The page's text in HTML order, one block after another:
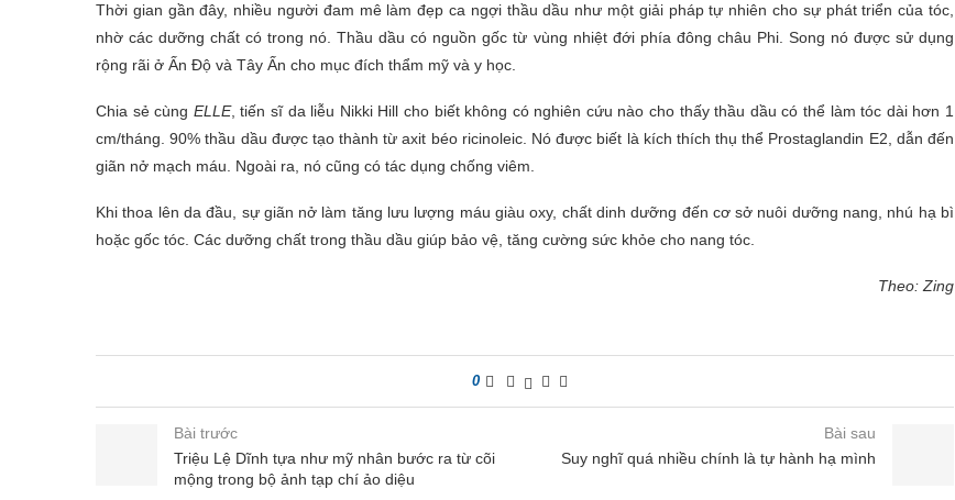
Thời gian gần đây, nhiều người đam mê làm đẹp ca ngợi thầu dầu như một giải pháp tự nhiên cho sự phát triển của tóc,
nhờ các dưỡng chất có trong nó. Thầu dầu có nguồn gốc từ vùng nhiệt đới phía đông châu Phi. Song nó được sử dụng
rộng rãi ở Ấn Độ và Tây Ấn cho mục đích thẩm mỹ và y học.
Chia sẻ cùng ELLE, tiến sĩ da liễu Nikki Hill cho biết không có nghiên cứu nào cho thấy thầu dầu có thể làm tóc dài hơn 1
cm/tháng. 90% thầu dầu được tạo thành từ axit béo ricinoleic. Nó được biết là kích thích thụ thể Prostaglandin E2, dẫn đến
giãn nở mạch máu. Ngoài ra, nó cũng có tác dụng chống viêm.
Khi thoa lên da đầu, sự giãn nở làm tăng lưu lượng máu giàu oxy, chất dinh dưỡng đến cơ sở nuôi dưỡng nang, nhú hạ bì
hoặc gốc tóc. Các dưỡng chất trong thầu dầu giúp bảo vệ, tăng cường sức khỏe cho nang tóc.
Theo: Zing
0
Bài trước
Triệu Lệ Dĩnh tựa như mỹ nhân bước ra từ cõi
mộng trong bộ ảnh tạp chí ảo diệu
Bài sau
Suy nghĩ quá nhiều chính là tự hành hạ mình